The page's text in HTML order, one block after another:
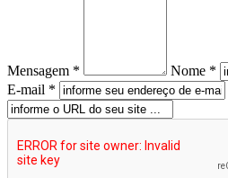
Mensagem *
Nome *
E-mail *